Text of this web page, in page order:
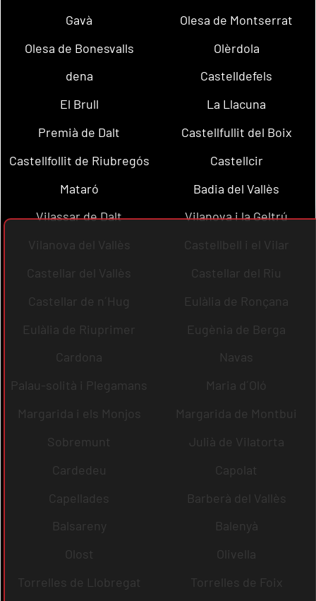
Gavà
Olesa de Montserrat
Olesa de Bonesvalls
Olèrdola
dena
Castelldefels
El Brull
La Llacuna
Premià de Dalt
Castellfullit del Boix
Castellfollit de Riubregós
Castellcir
Mataró
Badia del Vallès
Vilassar de Dalt
Vilanova i la Geltrú
Vilanova del Vallès
Castellbell i el Vilar
Castellar del Vallès
Castellar del Riu
Castellar de n´Hug
Eulàlia de Ronçana
Eulàlia de Riuprimer
Eugènia de Berga
Cardona
Navas
Palau-solità i Plegamans
Maria d´Oló
Margarida i els Monjos
Margarida de Montbui
Sobremunt
Julià de Vilatorta
Cardedeu
Capolat
Capellades
Barberà del Vallès
Balsareny
Balenyà
Olost
Olivella
Torrelles de Llobregat
Torrelles de Foix